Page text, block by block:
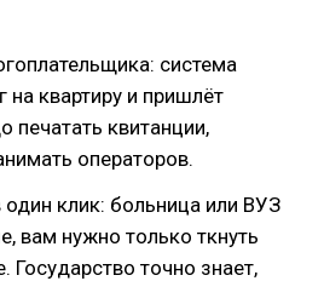
система
на квартиру и пришлёт
печатать квитанции,
операторов.
клик: больница или ВУЗ
вам нужно только ткнуть
Государство точно знает,